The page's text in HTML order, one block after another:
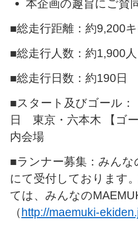
本企画の趣旨にご賛
■総走行距離：約9,200キ
■総走行人数：約1,900人
■総走行日数：約190日
■スタート及びゴール
日 東京・六本木 【ゴ
内会場
■ランナー募集：みんな
にて受付しております
ては、みんなの
（http://maemuki-